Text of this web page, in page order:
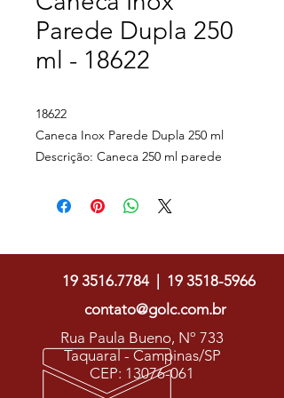
Parede Dupla 250
ml - 18622
18622
Caneca Inox Parede Dupla 250 ml
Descrição: Caneca 250 ml parede
plástico, contém tampa plástica para
Largura : 11 cm
Circunferência : 22 cm
(CxL): 7 cm x 8 cm
Peso aproximado (g): 127
19 3516.7784| 19 3518-5966
contato@golc.com.br
Rua Paula Bueno, Nº 733
Taquaral - Campinas/SP
CEP: 13076-061